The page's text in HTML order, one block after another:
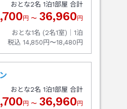
おとな2名 1泊1部屋 合計
円 〜 36,960 円
おとな1名 (2名1室)｜ 1泊
税込 14,850円〜18,480円
おとな2名 1泊1部屋 合計
円 〜 36,960 円